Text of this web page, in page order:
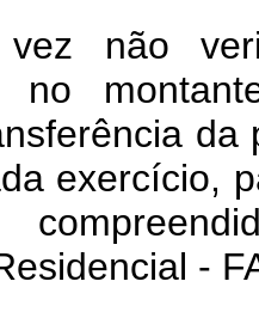
não
no
da
exercício,
-